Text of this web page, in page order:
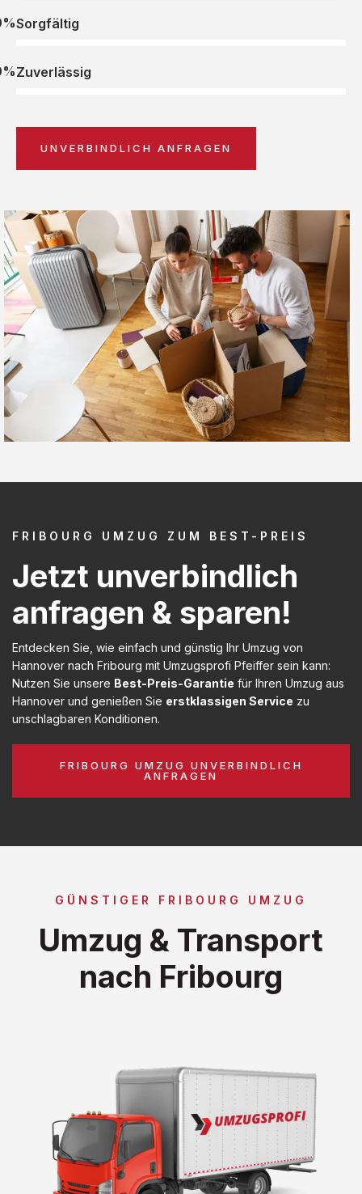
Sorgfältig
Zuverlässig
UNVERBINDLICH ANFRAGEN
FRIBOURG UMZUG ZUM BEST-PREIS
Jetzt unverbindlich
anfragen & sparen!
Entdecken Sie, wie einfach und günstig Ihr Umzug von
Hannover nach Fribourg mit Umzugsprofi Pfeiffer sein kann:
Nutzen Sie unsere Best-Preis-Garantie für Ihren Umzug aus
Hannover und genießen Sie erstklassigen Service zu
unschlagbaren Konditionen.
FRIBOURG UMZUG UNVERBINDLICH
ANFRAGEN
GÜNSTIGER FRIBOURG UMZUG
Umzug & Transport
nach Fribourg